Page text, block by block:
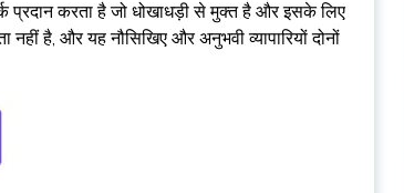
प्रदान करता है जो धोखाधड़ी से मुक्त है और इसके लिए
है, और यह नौसिखिए और अनुभवी व्यापारियों दोनों